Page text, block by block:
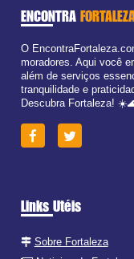
ENCONTRA
O
moradores. Aqui você
além de serviços
tranquilidade e
Descubra Fortaleza!
Links Utéis
Sobre Fortaleza